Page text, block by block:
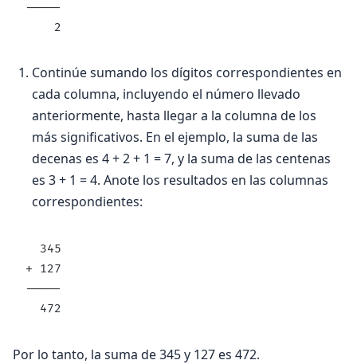
-----
    2
Continúe sumando los dígitos correspondientes en
cada columna, incluyendo el número llevado
anteriormente, hasta llegar a la columna de los
más significativos. En el ejemplo, la suma de las
decenas es 4 + 2 + 1 = 7, y la suma de las centenas
es 3 + 1 = 4. Anote los resultados en las columnas
correspondientes:
  345
+ 127
-----
  472
Por lo tanto, la suma de 345 y 127 es 472.